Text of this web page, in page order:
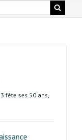
fête ses 50 ans,